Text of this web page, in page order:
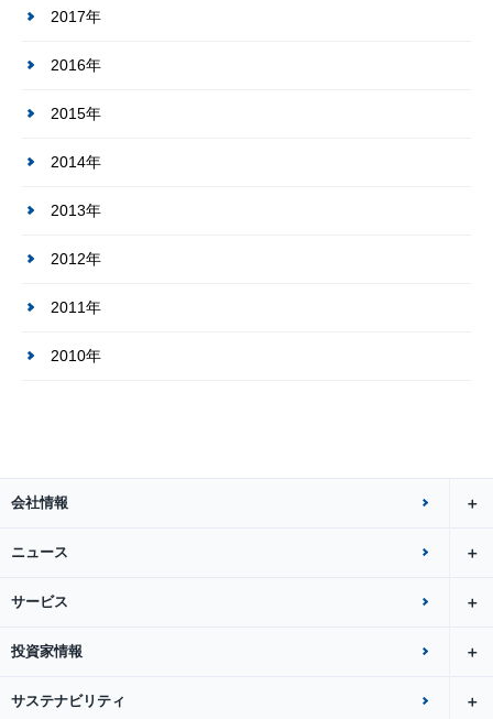
2017年
2016年
2015年
2014年
2013年
2012年
2011年
2010年
会社情報
ニュース
サービス
投資家情報
サステナビリティ